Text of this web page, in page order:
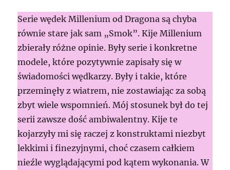
Serie wędek Millenium od Dragona są chyba
równie stare jak sam „Smok”. Kije Millenium
zbierały różne opinie. Były serie i konkretne
modele, które pozytywnie zapisały się w
świadomości wędkarzy. Były i takie, które
przeminęły z wiatrem, nie zostawiając za sobą
zbyt wiele wspomnień. Mój stosunek był do tej
serii zawsze dość ambiwalentny. Kije te
kojarzyły mi się raczej z konstruktami niezbyt
lekkimi i finezyjnymi, choć czasem całkiem
nieźle wyglądającymi pod kątem wykonania. W